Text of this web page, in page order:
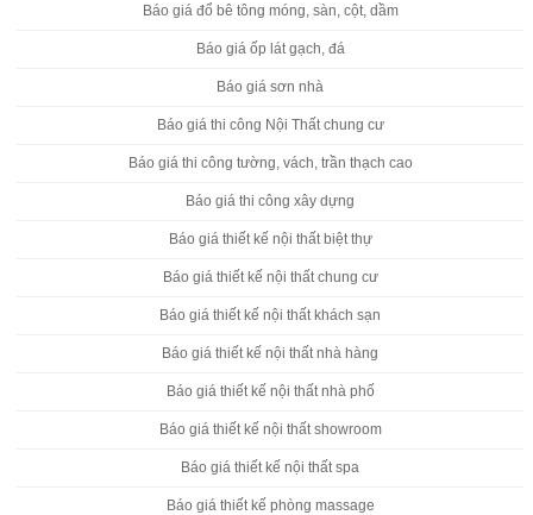
Báo giá đổ bê tông móng, sàn, cột, dầm
Báo giá ốp lát gạch, đá
Báo giá sơn nhà
Báo giá thi công Nội Thất chung cư
Báo giá thi công tường, vách, trần thạch cao
Báo giá thi công xây dựng
Báo giá thiết kế nội thất biệt thự
Báo giá thiết kế nội thất chung cư
Báo giá thiết kế nội thất khách sạn
Báo giá thiết kế nội thất nhà hàng
Báo giá thiết kế nội thất nhà phố
Báo giá thiết kế nội thất showroom
Báo giá thiết kế nội thất spa
Báo giá thiết kế phòng massage